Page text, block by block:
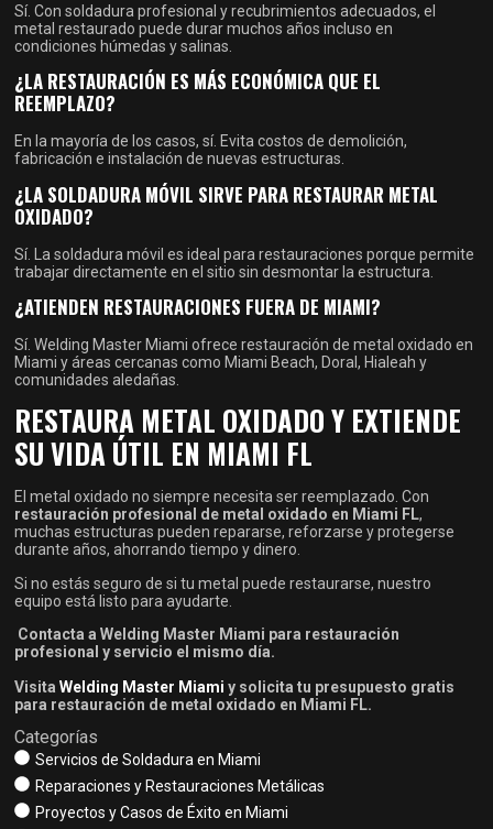
Categorías
Servicios de Soldadura en Miami
Reparaciones y Restauraciones Metálicas
Proyectos y Casos de Éxito en Miami
Sí. Con soldadura profesional y recubrimientos adecuados, el
metal restaurado puede durar muchos años incluso en
condiciones húmedas y salinas.
¿LA RESTAURACIÓN ES MÁS ECONÓMICA QUE EL
REEMPLAZO?
En la mayoría de los casos, sí. Evita costos de demolición,
fabricación e instalación de nuevas estructuras.
¿LA SOLDADURA MÓVIL SIRVE PARA RESTAURAR METAL
OXIDADO?
Sí. La soldadura móvil es ideal para restauraciones porque permite
trabajar directamente en el sitio sin desmontar la estructura.
¿ATIENDEN RESTAURACIONES FUERA DE MIAMI?
Sí. Welding Master Miami ofrece restauración de metal oxidado en
Miami y áreas cercanas como Miami Beach, Doral, Hialeah y
comunidades aledañas.
RESTAURA METAL OXIDADO Y EXTIENDE
SU VIDA ÚTIL EN MIAMI FL
El metal oxidado no siempre necesita ser reemplazado. Con
restauración profesional de metal oxidado en Miami FL,
muchas estructuras pueden repararse, reforzarse y protegerse
durante años, ahorrando tiempo y dinero.
Si no estás seguro de si tu metal puede restaurarse, nuestro
equipo está listo para ayudarte.
Contacta a Welding Master Miami para restauración
profesional y servicio el mismo día.
Visita Welding Master Miami y solicita tu presupuesto gratis
para restauración de metal oxidado en Miami FL.